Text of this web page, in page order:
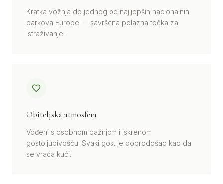
Kratka vožnja do jednog od najljepših nacionalnih
parkova Europe — savršena polazna točka za
istraživanje.
Obiteljska atmosfera
Vođeni s osobnom pažnjom i iskrenom
gostoljubivošću. Svaki gost je dobrodošao kao da
se vraća kući.